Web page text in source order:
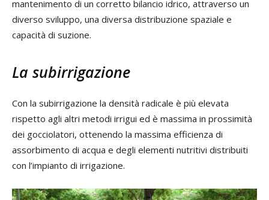
mantenimento di un corretto bilancio idrico, attraverso un
diverso sviluppo, una diversa distribuzione spaziale e
capacità di suzione.
La subirrigazione
Con la subirrigazione la densità radicale è più elevata
rispetto agli altri metodi irrigui ed è massima in prossimità
dei gocciolatori, ottenendo la massima efficienza di
assorbimento di acqua e degli elementi nutritivi distribuiti
con l’impianto di irrigazione.